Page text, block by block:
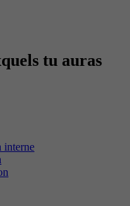
tu auras
interne